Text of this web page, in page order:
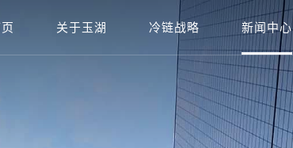
关于玉湖 冷链战略 新闻中心